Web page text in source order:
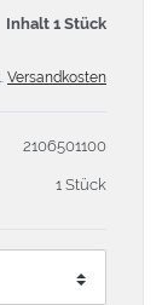
Inhalt 1 Stück
Versandkosten
2106501100
1 Stück